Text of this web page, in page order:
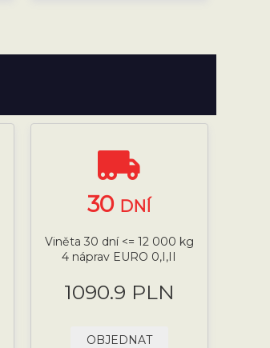
30 DNÍ
Viněta 30 dní <= 12 000 kg
4 náprav EURO 0,I,II
1090.9 PLN
OBJEDNAT